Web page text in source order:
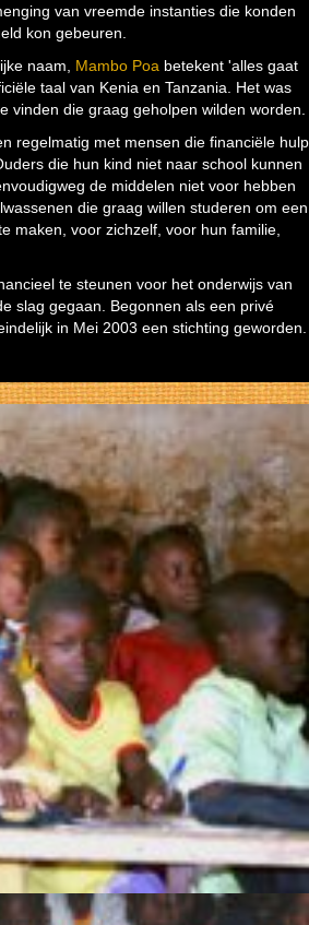
van vreemde instanties die konden
kon gebeuren.
naam, Mambo Poa betekent 'alles gaat
taal van Kenia en Tanzania. Het was
vinden die graag geholpen wilden worden.
regelmatig met mensen die financiële hulp
die hun kind niet naar school kunnen
de middelen niet voor hebben
die graag willen studeren om een
maken, voor zichzelf, voor hun familie,
te steunen voor het onderwijs van
slag gegaan. Begonnen als een privé
in Mei 2003 een stichting geworden.